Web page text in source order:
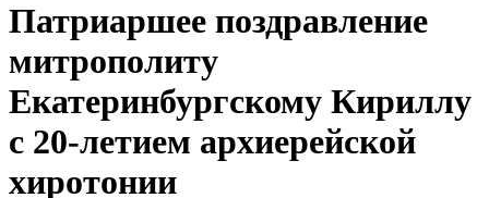
Патриаршее поздравление
митрополиту
Екатеринбургскому Кириллу
с 20-летием архиерейской
хиротонии